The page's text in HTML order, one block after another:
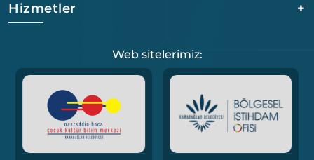
Hizmetler
+
Web sitelerimiz: